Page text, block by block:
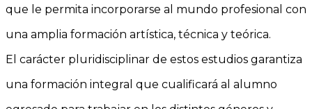
que le permita incorporarse al mundo profesional con
una amplia formación artística, técnica y teórica.
El carácter pluridisciplinar de estos estudios garantiza
una formación integral que cualificará al alumno